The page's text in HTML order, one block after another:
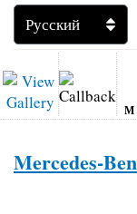
Mercedes-